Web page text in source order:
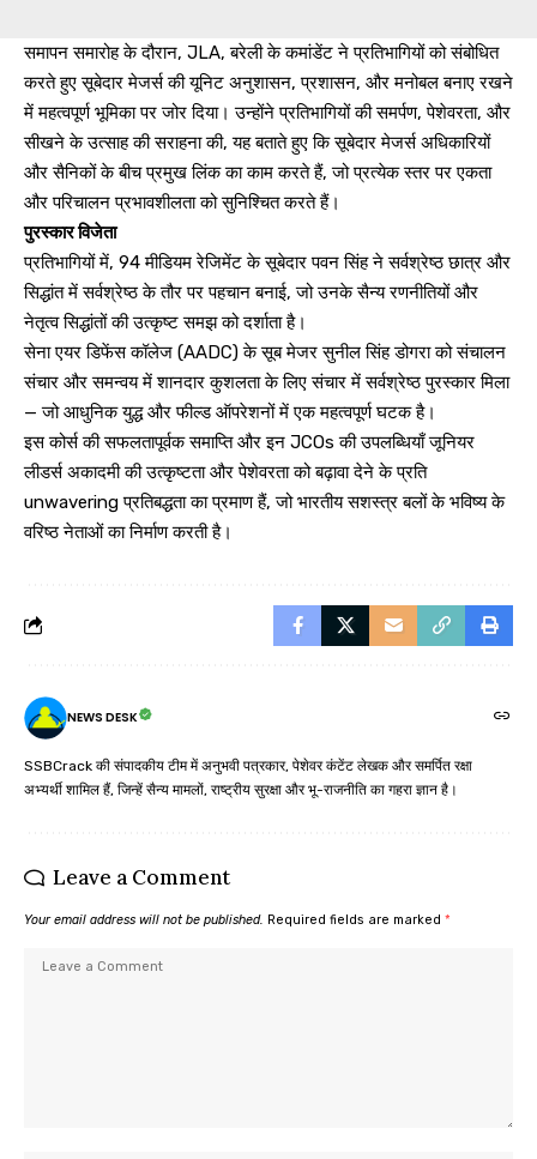
समापन समारोह के दौरान, JLA, बरेली के कमांडेंट ने प्रतिभागियों को संबोधित
करते हुए सूबेदार मेजर्स की यूनिट अनुशासन, प्रशासन, और मनोबल बनाए रखने
में महत्वपूर्ण भूमिका पर जोर दिया। उन्होंने प्रतिभागियों की समर्पण, पेशेवरता, और
सीखने के उत्साह की सराहना की, यह बताते हुए कि सूबेदार मेजर्स अधिकारियों
और सैनिकों के बीच प्रमुख लिंक का काम करते हैं, जो प्रत्येक स्तर पर एकता
और परिचालन प्रभावशीलता को सुनिश्चित करते हैं।
पुरस्कार विजेता
प्रतिभागियों में, 94 मीडियम रेजिमेंट के सूबेदार पवन सिंह ने सर्वश्रेष्ठ छात्र और
सिद्धांत में सर्वश्रेष्ठ के तौर पर पहचान बनाई, जो उनके सैन्य रणनीतियों और
नेतृत्व सिद्धांतों की उत्कृष्ट समझ को दर्शाता है।
सेना एयर डिफेंस कॉलेज (AADC) के सूब मेजर सुनील सिंह डोगरा को संचालन
संचार और समन्वय में शानदार कुशलता के लिए संचार में सर्वश्रेष्ठ पुरस्कार मिला
— जो आधुनिक युद्ध और फील्ड ऑपरेशनों में एक महत्वपूर्ण घटक है।
इस कोर्स की सफलतापूर्वक समाप्ति और इन JCOs की उपलब्धियाँ जूनियर
लीडर्स अकादमी की उत्कृष्टता और पेशेवरता को बढ़ावा देने के प्रति
unwavering प्रतिबद्धता का प्रमाण हैं, जो भारतीय सशस्त्र बलों के भविष्य के
वरिष्ठ नेताओं का निर्माण करती है।
NEWS DESK
SSBCrack की संपादकीय टीम में अनुभवी पत्रकार, पेशेवर कंटेंट लेखक और समर्पित रक्षा
अभ्यर्थी शामिल हैं, जिन्हें सैन्य मामलों, राष्ट्रीय सुरक्षा और भू-राजनीति का गहरा ज्ञान है।
Leave a Comment
Your email address will not be published. Required fields are marked *